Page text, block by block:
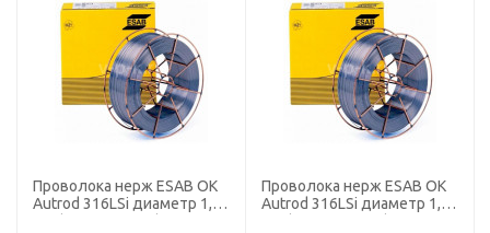
Проволока нерж ESAB OK
Autrod 316LSi диаметр 1,2
Проволока нерж ESAB OK
Autrod 316LSi диаметр 1,0